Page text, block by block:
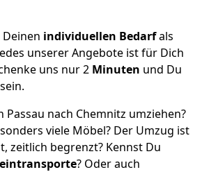
individuellen Bedarfals
unserer Angebote ist für Dich
uns nur 2 Minuten und Du
Passau nach Chemnitz umziehen?
viele Möbel? Der Umzug ist
zeitlich begrenzt? Kennst Du
? Oder auch